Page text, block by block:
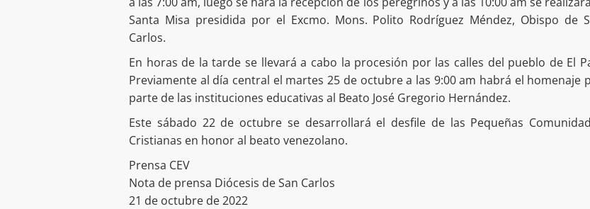
Santa Misa presidida por el Excmo. Mons. Polito Rodríguez Méndez, Obispo de
Carlos.
En horas de la tarde se llevará a cabo la procesión por las calles del pueblo de El
Previamente al día central el martes 25 de octubre a las 9:00 am habrá el homenaje
parte de las instituciones educativas al Beato José Gregorio Hernández.
Este sábado 22 de octubre se desarrollará el desfile de las Pequeñas
Cristianas en honor al beato venezolano.
Prensa CEV
Nota de prensa Diócesis de San Carlos
21 de octubre de 2022